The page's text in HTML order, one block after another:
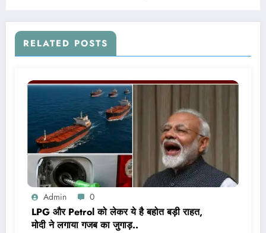
RELATED POSTS
Admin 0
LPG और Petrol को लेकर ये है बहोत बड़ी राहत,
मोदी ने लगाया गजब का जुगाड़..